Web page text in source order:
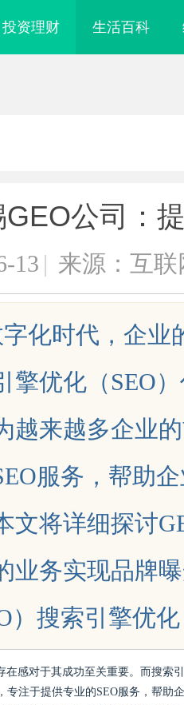
投资理财 生活百科
GEO公司：
13 | 来源：互联
化时代，企业
擎优化（SEO
越来越多企业
服务，帮助
文将详细探讨
业务实现品牌
）搜索引擎优
在感对于其成功至关重要。而搜索
，专注于提供专业的SEO服务，帮助
略利